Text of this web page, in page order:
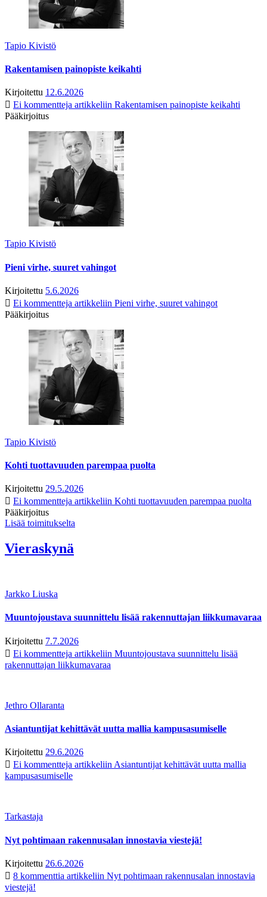
Tapio Kivistö
Rakentamisen painopiste keikahti
Kirjoitettu 12.6.2026
Ei kommentteja artikkeliin Rakentamisen painopiste keikahti
Pääkirjoitus
Tapio Kivistö
Pieni virhe, suuret vahingot
Kirjoitettu 5.6.2026
Ei kommentteja artikkeliin Pieni virhe, suuret vahingot
Pääkirjoitus
Tapio Kivistö
Kohti tuottavuuden parempaa puolta
Kirjoitettu 29.5.2026
Ei kommentteja artikkeliin Kohti tuottavuuden parempaa puolta
Pääkirjoitus
Lisää toimitukselta
Vieraskynä
Jarkko Liuska
Muuntojoustava suunnittelu lisää rakennuttajan liikkumavaraa
Kirjoitettu 7.7.2026
Ei kommentteja artikkeliin Muuntojoustava suunnittelu lisää
rakennuttajan liikkumavaraa
Jethro Ollaranta
Asiantuntijat kehittävät uutta mallia kampusasumiselle
Kirjoitettu 29.6.2026
Ei kommentteja artikkeliin Asiantuntijat kehittävät uutta mallia
kampusasumiselle
Tarkastaja
Nyt pohtimaan rakennusalan innostavia viestejä!
Kirjoitettu 26.6.2026
8 kommenttia artikkeliin Nyt pohtimaan rakennusalan innostavia
viestejä!